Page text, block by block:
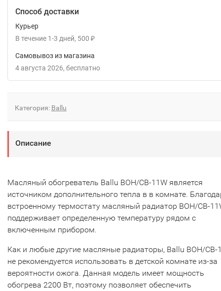
Способ доставки
Курьер
В течение 1-3 дней 500 ₽
Самовывоз из магазина
4 августа 2026
Бесплатно
Категория: Ballu
Описание
Масляный обогреватель Ballu BOH/CB-11W является
источником дополнительного тепла в в комнате.
встроенному термостату масляный радиатор BOH/CB-
поддерживает определенную температуру рядом с
включенным прибором.
Как и любые другие масляные радиаторы, Ballu BOH/CB-
не рекомендуется использовать в детской комнате из-за
вероятности ожога. Данная модель имеет мощность
обогрева 2200 Вт, поэтому позволяет обеспечить